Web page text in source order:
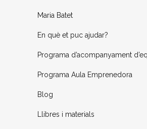
Maria Batet
En què et puc ajudar?
Programa d’acompanyament
Programa Aula Emprenedora
Blog
Llibres i materials